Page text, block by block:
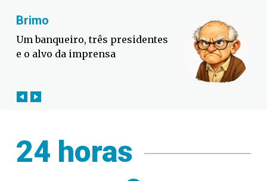
Fabiano Bordignon
Defesa Civil lança campanha
contra o El Niño em SC
24 horas